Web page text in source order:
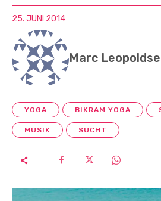
25. JUNI 2014
Marc
YOGA BIKRAM YOGA
MUSIK SUCHT